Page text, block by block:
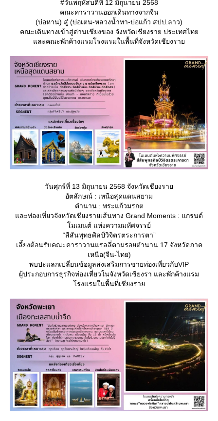
#วันพฤหัสบดีที่ 12 มิถุนายน 2568
คณะคาราวานออกเดินทางจากจีน
(บ่อหาน) สู่ (บ่อเตน-หลวงน้ำทา-บ่อแก้ว สปป.ลาว)
คณะเดินทางเข้าสู่ด่านเชียงของ จังหวัดเชียงราย ประเทศไท
ละคณะพักค้างแรมโรงแรมในพื้นที่จังหวัดเชียงรา
วันศุกร์ที่ 13 มิถุนายน 2568 จังหวัดเชียงรา
อัตลักษณ์ : เหนือสุดแดนสยาม
ตำนาน : พระแก้วมรกต
ละท่องเที่ยวจังหวัดเชียงรายเส้นทาง Grand Moments : แกรนด์
มเมนต์ แห่งความมหัศจรรย์
“สีสันพุทธศิลป์วิจิตรตระการตา”
เลี้ยงต้อนรับคณะคาราวานแรลลี่ตามรอยตำนาน 17 จังหวัดภาค
เหนือ(จีน-ไทย)
พบปะแลกเปลี่ยนข้อมูลส่งเสริมการขายท่องเที่ยวกับVIP
ผู้ประกอบการธุรกิจท่องเที่ยวในจังหวัดเชียงรา และพักค้างแรม
รงแรมในพื้นที่เชียงรา